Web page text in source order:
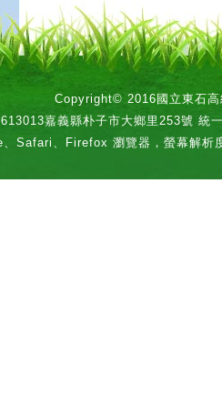
Copyright© 2016國立東石高
嘉義縣朴子市大鄉里253號 統
Safari、Firefox 瀏覽器，螢幕解